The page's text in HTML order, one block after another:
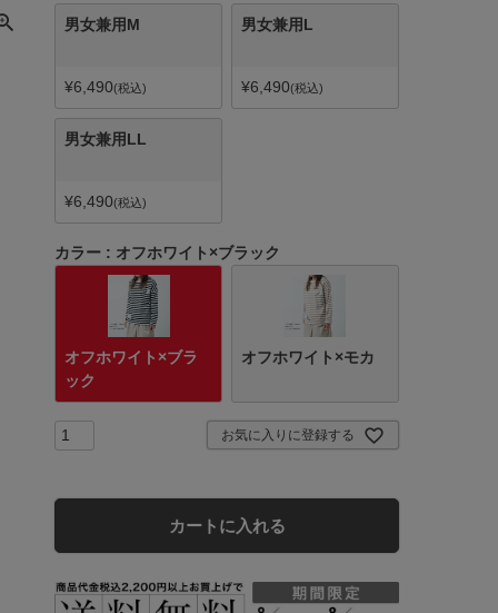
男女兼用M
¥6,490 税込
男女兼用L
¥6,490 税込
男女兼用LL
¥6,490 税込
カラー オフホワイト×ブラック
オフホワイト×ブラ
ック
オフホワイト×モカ
お気に入りに登録する
カートに入れる